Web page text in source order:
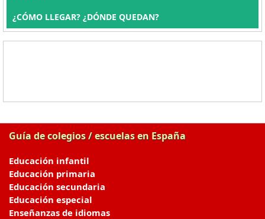
¿CÓMO LLEGAR? ¿DÓNDE QUEDAN?
Guía de colegios / escuelas en España
Educación infantil
Educación primaria
Educación secundaria
Educación especial
Enseñanzas de idiomas